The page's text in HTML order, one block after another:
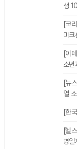
생
[코
미크
[이
소년
[뉴
열
[한
[헬
병일